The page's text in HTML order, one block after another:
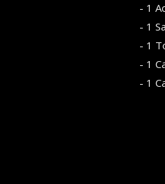
- 1
- 1
- 1
- 1
- 1